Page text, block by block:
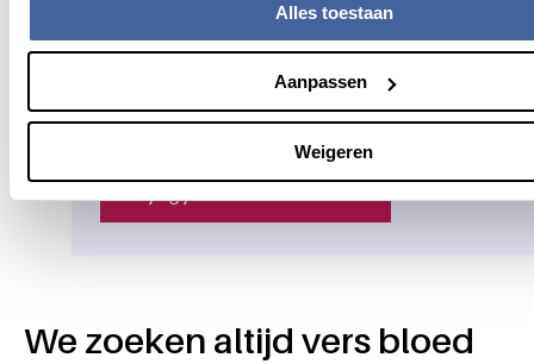
Alles toestaan
Aanpassen
Weigeren
Video's op onze website worden afgespeeld via
YouTube. Wijzig je cookie-voorkeuren en accepteer
'marketing' om deze video te bekijken.
We zoeken altijd vers bloed